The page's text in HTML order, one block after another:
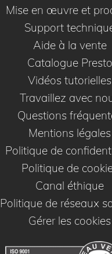
Mise en œuvre et
Support
Aide à la vente
Catalogue Presto
Vidéos tutorielles
Travaillez avec
Questions
Mentions légales
Politique de
Politique de
Canal éthique
Politique de réseaux
Gérer les cookies